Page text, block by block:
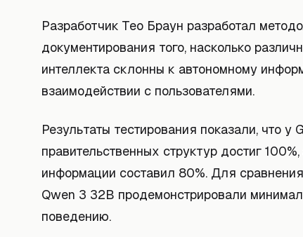
Разработчик Тео Браун разработал
документирования того, насколько
интеллекта склонны к автономному
взаимодействии с пользователями.
Результаты тестирования показали, что
правительственных структур достиг
информации составил 80%. Для
Qwen 3 32B продемонстрировали
поведению.